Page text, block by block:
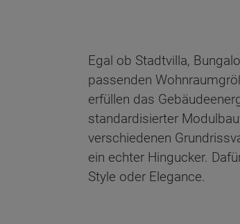
Egal ob Stadtvilla,
passenden
erfüllen das
standardisierter
verschiedenen
ein echter Hingucker.
Style oder Elegance.